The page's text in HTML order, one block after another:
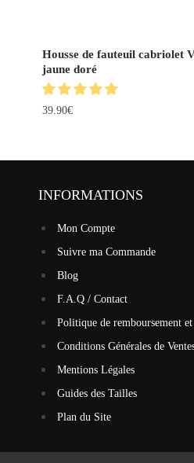
Housse de fauteuil cabriolet
jaune doré
39.90€
INFORMATIONS
Mon Compte
Suivre ma Commande
Blog
F.A.Q / Contact
Politique de remboursement
Conditions Générales de
Mentions Légales
Guides des Tailles
Plan du Site